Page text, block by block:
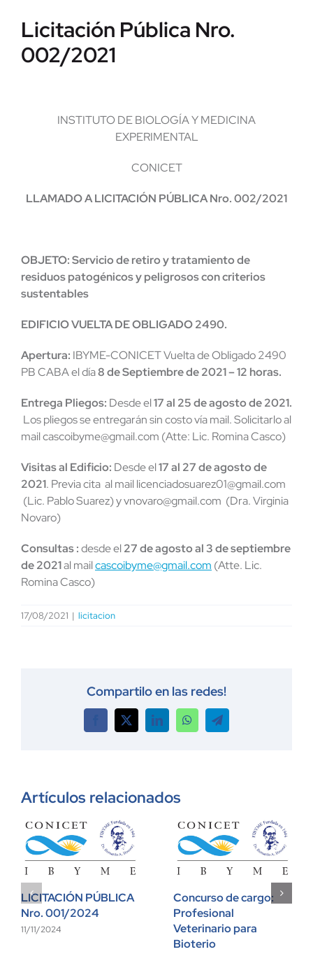
Licitación Pública Nro.
002/2021
INSTITUTO DE BIOLOGÍA Y MEDICINA
EXPERIMENTAL
CONICET
LLAMADO A LICITACIÓN PÚBLICA Nro. 002/2021
OBJETO: Servicio de retiro y tratamiento de
residuos patogénicos y peligrosos con criterios
sustentables
EDIFICIO VUELTA DE OBLIGADO 2490.
Apertura: IBYME-CONICET Vuelta de Obligado 2490
PB CABA el día8 de Septiembre de 2021 – 12 horas.
Entrega Pliegos: Desde el17 al 25 de agosto de 2021.
Los pliegos se entregarán sin costo vía mail. Solicitarlo al
mail cascoibyme@gmail.com (Atte: Lic. Romina Casco)
Visitas al Edificio: Desde el17 al 27 de agosto de
2021. Previa cita al mail licenciadosuarez01@gmail.com
(Lic. Pablo Suarez) y vnovaro@gmail.com (Dra. Virginia
Novaro)
Consultas :desde el27 de agosto al 3 de septiembre
de 2021al mailcascoibyme@gmail.com (Atte. Lic.
Romina Casco)
17/08/2021 | licitacion
Compartilo en las redes!
Facebook
X LinkedInWhatsAppTelegram
Artículos relacionados
LICITACIÓN PÚBLICA
Nro. 001/2024
11/11/2024
Concurso de cargo:
Profesional
Veterinario para
Bioterio